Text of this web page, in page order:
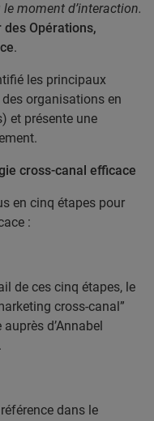
moment d’interaction.
des Opérations,
.
les principaux
organisations en
et présente une
cross-canal efficace
en cinq étapes pour
:
de ces cinq étapes, le
cross-canal”
d’Annabel
.
dans le